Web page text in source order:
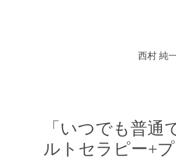
西村 純
「いつでも普
ルトセラピー+